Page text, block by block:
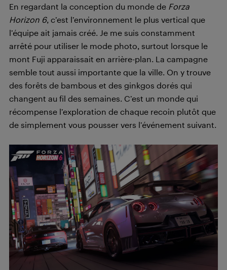
En regardant la conception du monde de Forza
Horizon 6, c’est l’environnement le plus vertical que
l’équipe ait jamais créé. Je me suis constamment
arrêté pour utiliser le mode photo, surtout lorsque le
mont Fuji apparaissait en arrière-plan. La campagne
semble tout aussi importante que la ville. On y trouve
des forêts de bambous et des ginkgos dorés qui
changent au fil des semaines. C’est un monde qui
récompense l’exploration de chaque recoin plutôt que
de simplement vous pousser vers l’événement suivant.